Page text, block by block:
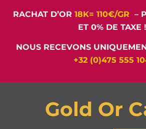
RACHAT D’OR 18K= 110€/GR –
ET 0% DE TAXE !
NOUS RECEVONS
+32 (0)475 555
Gold Or